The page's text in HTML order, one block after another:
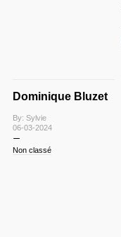
Dominique Bluzet
By: Sylvie
06-03-2024
Non classé